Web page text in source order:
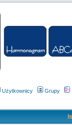
Użytkownicy Grupy